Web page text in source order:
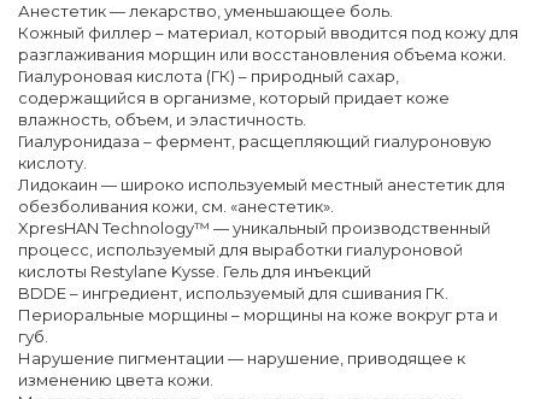
Анестетик — лекарство, уменьшающее боль.
Кожный филлер – материал, который вводится под кожу для
разглаживания морщин или восстановления объема кожи.
Гиалуроновая кислота (ГК) – природный сахар,
содержащийся в организме, который придает коже
влажность, объем, и эластичность.
Гиалуронидаза – фермент, расщепляющий гиалуроновую
кислоту.
Лидокаин — широко используемый местный анестетик для
обезболивания кожи, см. «анестетик».
XpresHAN Technology™ — уникальный производственный
процесс, используемый для выработки гиалуроновой
кислоты Restylane Kysse. Гель для инъекций
BDDE – ингредиент, используемый для сшивания ГК.
Периоральные морщины – морщины на коже вокруг рта и
губ.
Нарушение пигментации — нарушение, приводящее к
изменению цвета кожи.